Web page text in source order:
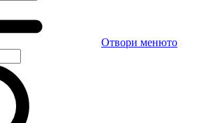
Отвори менюто